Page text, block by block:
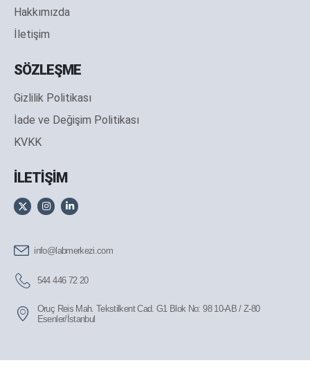
Hakkımızda
İletişim
SÖZLEŞME
Gizlilik Politikası
İade ve Değişim Politikası
KVKK
İLETİŞİM
info@labmerkezi.com
544 446 72 20
Oruç Reis Mah. Tekstilkent Cad. G1 Blok No: 98 10-AB / Z-80
Esenler/İstanbul